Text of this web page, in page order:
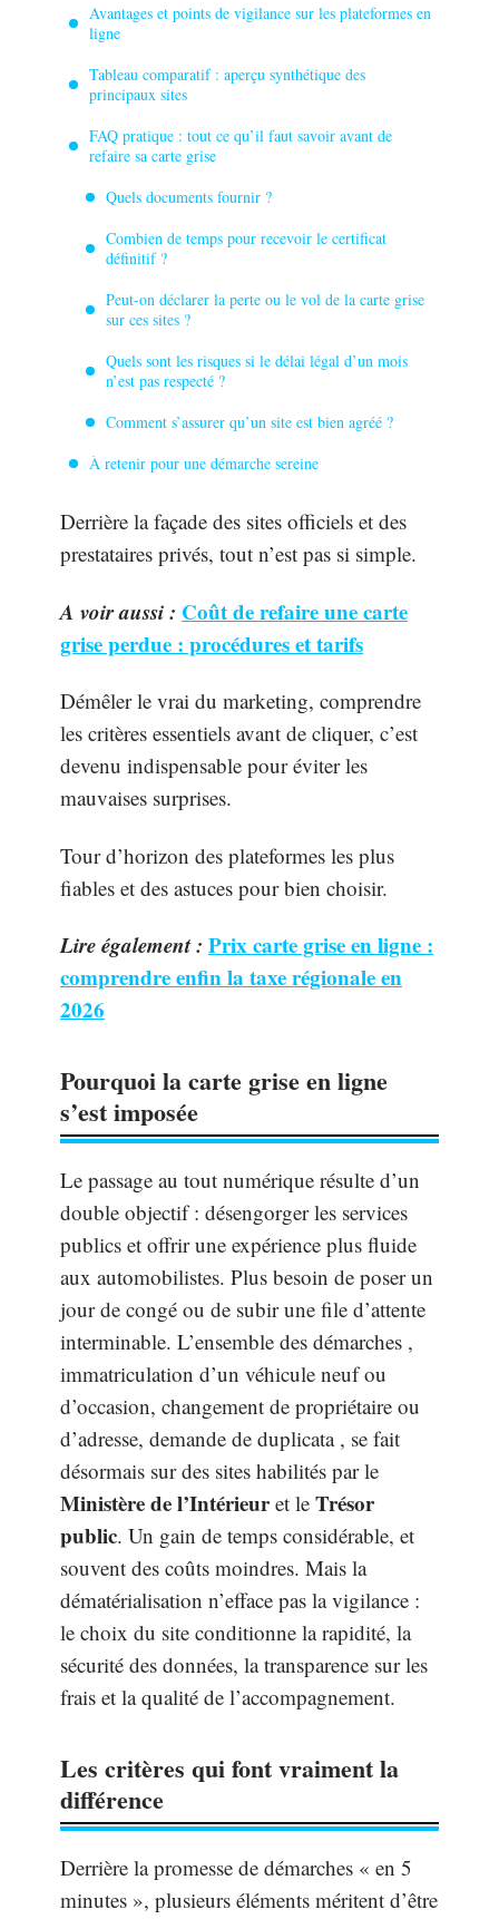
Avantages et points de vigilance sur les plateformes en
ligne
Tableau comparatif : aperçu synthétique des
principaux sites
FAQ pratique : tout ce qu’il faut savoir avant de
refaire sa carte grise
Quels documents fournir ?
Combien de temps pour recevoir le certificat
définitif ?
Peut-on déclarer la perte ou le vol de la carte grise
sur ces sites ?
Quels sont les risques si le délai légal d’un mois
n’est pas respecté ?
Comment s’assurer qu’un site est bien agréé ?
À retenir pour une démarche sereine
Derrière la façade des sites officiels et des
prestataires privés, tout n’est pas si simple.
A voir aussi : Coût de refaire une carte
grise perdue : procédures et tarifs
Démêler le vrai du marketing, comprendre
les critères essentiels avant de cliquer, c’est
devenu indispensable pour éviter les
mauvaises surprises.
Tour d’horizon des plateformes les plus
fiables et des astuces pour bien choisir.
Lire également : Prix carte grise en ligne :
comprendre enfin la taxe régionale en
2026
Pourquoi la carte grise en ligne
s’est imposée
Le passage au tout numérique résulte d’un
double objectif : désengorger les services
publics et offrir une expérience plus fluide
aux automobilistes. Plus besoin de poser un
jour de congé ou de subir une file d’attente
interminable. L’ensemble des démarches ,
immatriculation d’un véhicule neuf ou
d’occasion, changement de propriétaire ou
d’adresse, demande de duplicata , se fait
désormais sur des sites habilités par le
Ministère de l’Intérieuret le Trésor
public. Un gain de temps considérable, et
souvent des coûts moindres. Mais la
dématérialisation n’efface pas la vigilance :
le choix du site conditionne la rapidité, la
sécurité des données, la transparence sur les
frais et la qualité de l’accompagnement.
Les critères qui font vraiment la
différence
Derrière la promesse de démarches « en 5
minutes », plusieurs éléments méritent d’être